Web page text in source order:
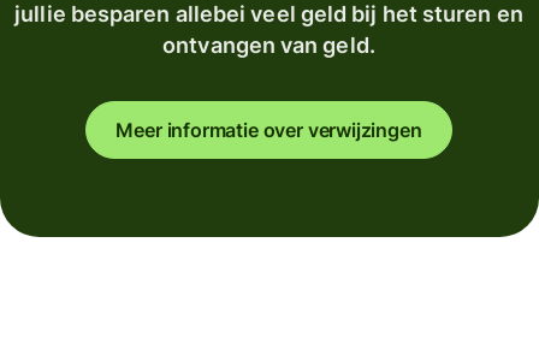
jullie besparen allebei veel geld bij het sturen en
ontvangen van geld.
Meer informatie over verwijzingen